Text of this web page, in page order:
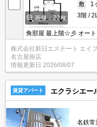
画像：22枚
敷
1
3階
角部屋 最上階☆彡 オート
株式会社新日エステート エイ
名古屋南店
情報更新日 2026/08/07
賃貸アパート エクラシエー
名鉄常